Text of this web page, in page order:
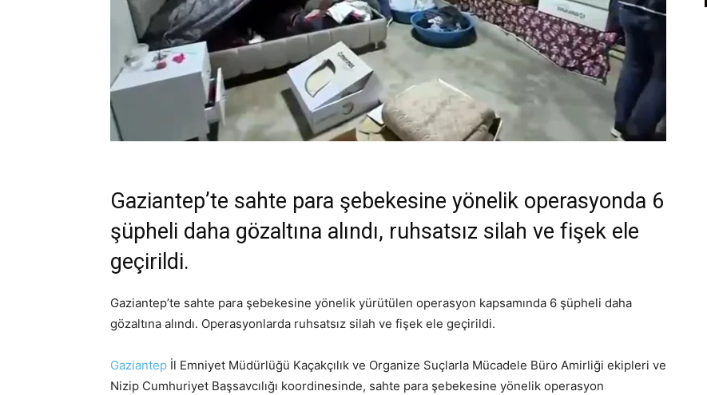
Gaziantep’te sahte para şebekesine yönelik operasyonda 6
şüpheli daha gözaltına alındı, ruhsatsız silah ve fişek ele
geçirildi.
Gaziantep’te sahte para şebekesine yönelik yürütülen operasyon kapsamında 6 şüpheli daha
gözaltına alındı. Operasyonlarda ruhsatsız silah ve fişek ele geçirildi.
Gaziantep İl Emniyet Müdürlüğü Kaçakçılık ve Organize Suçlarla Mücadele Büro Amirliği ekipleri ve
Nizip Cumhuriyet Başsavcılığı koordinesinde, sahte para şebekesine yönelik operasyon